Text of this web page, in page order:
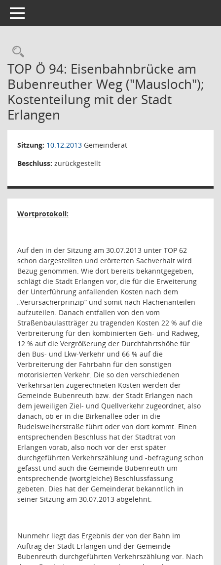
Toggle navigation
Rechercheauswahl
TOP Ö 94: Eisenbahnbrücke am
Bubenreuther Weg ("Mausloch");
Kostenteilung mit der Stadt
Erlangen
Sitzung: 10.12.2013 Gemeinderat
Beschluss: zurückgestellt
Wortprotokoll:
Auf den in der Sitzung am 30.07.2013 unter TOP 62
schon dargestellten und erörterten Sachverhalt wird
Bezug genommen. Wie dort bereits bekanntgegeben,
schlägt die Stadt Erlangen vor, die für die Erweiterung
der Unterführung anfallenden Kosten nach dem
„Verursacherprinzip“ und somit nach Flächenanteilen
aufzuteilen. Danach entfallen von den vom
Straßenbaulastträger zu tragenden Kosten 22 % auf die
Verbreiterung für den kombinierten Geh- und Radweg,
12 % auf die Vergrößerung der Durchfahrtshöhe für
den Bus- und Lkw-Verkehr und 66 % auf die
Verbreiterung der Fahrbahn für den sonstigen
motorisierten Verkehr. Die so den verschiedenen
Verkehrsarten zugerechneten Kosten werden der
Gemeinde Bubenreuth bzw. der Stadt Erlangen nach
dem jeweiligen Ziel- und Quellverkehr zugeordnet, also
danach, ob er in die Birkenallee oder in die
Rudelsweiherstraße führt oder von dort kommt. Einen
entsprechenden Beschluss hat der Stadtrat von
Erlangen vorab, also noch vor der erst später
durchgeführten Verkehrszählung und -befragung schon
gefasst und auch die Gemeinde Bubenreuth um
entsprechende (wortgleiche) Beschlussfassung
gebeten. Dies hat der Gemeinderat bekanntlich in
seiner Sitzung am 30.07.2013 abgelehnt.
Nunmehr liegt das Ergebnis der von der Bahn im
Auftrag der Stadt Erlangen und der Gemeinde
Bubenreuth durchgeführten Verkehrszählung vor. Nach